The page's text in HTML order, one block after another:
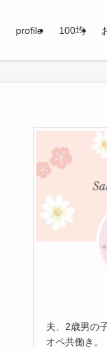
profile 100均
夫、2歳男の
オペ共働き。